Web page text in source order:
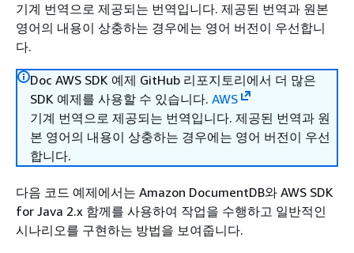
기계 번역으로 제공되는 번역입니다. 제공된 번역과 원본
영어의 내용이 상충하는 경우에는 영어 버전이 우선합니
다.
Doc AWS SDK 예제 GitHub 리포지토리에서 더 많은
SDK 예제를 사용할 수 있습니다. AWS
기계 번역으로 제공되는 번역입니다. 제공된 번역과 원
본 영어의 내용이 상충하는 경우에는 영어 버전이 우선
합니다.
다음 코드 예제에서는 Amazon DocumentDB와 AWS SDK
for Java 2.x 함께를 사용하여 작업을 수행하고 일반적인
시나리오를 구현하는 방법을 보여줍니다.